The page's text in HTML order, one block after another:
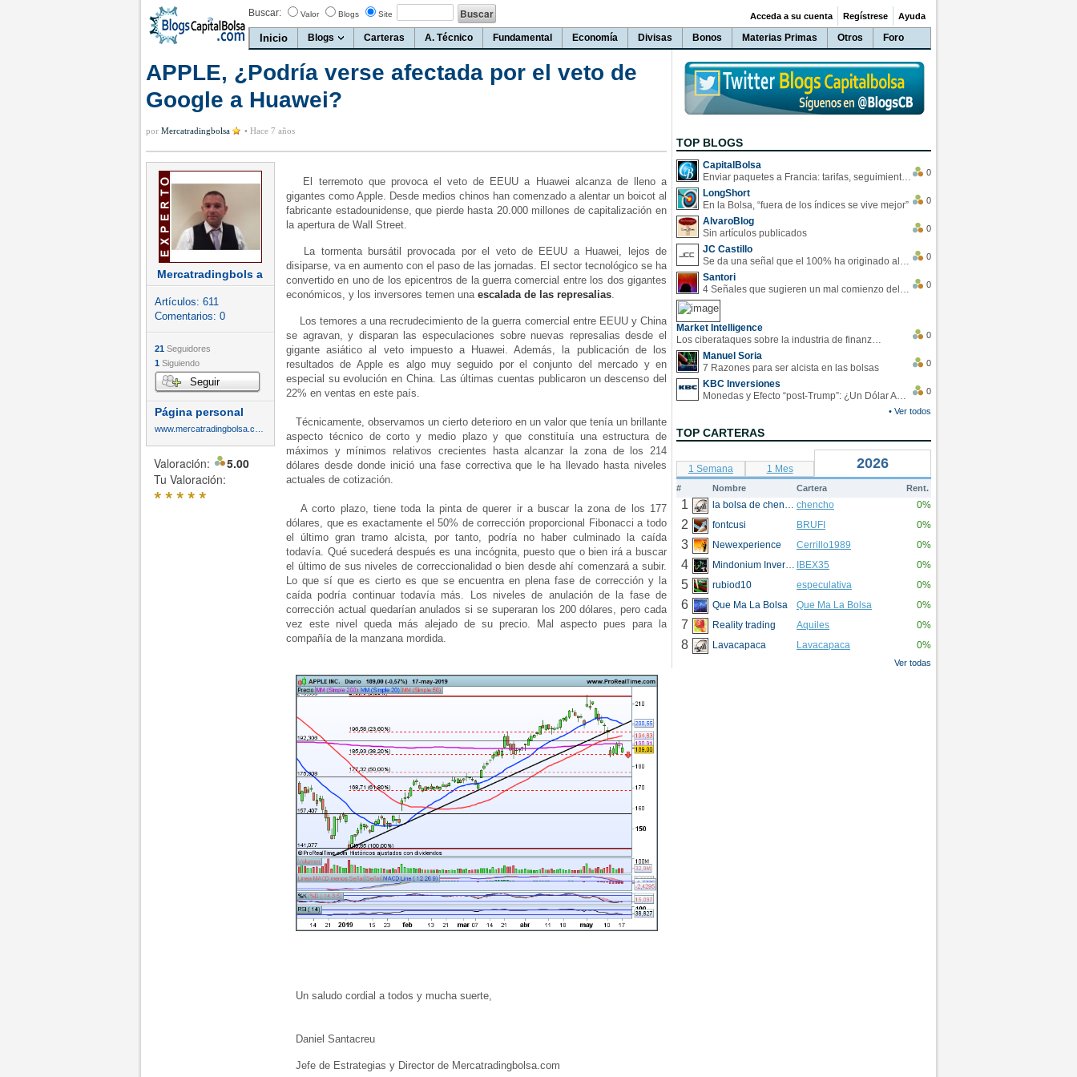
Buscar: Valor Blogs Site
Inicio Blogs Carteras A. Técnico Fundamental Economía Divisas Bonos Materias Primas Otros Foro
Acceda a su cuenta Regístrese Ayuda
APPLE, ¿Podría verse afectada por el veto de
Google a Huawei?
por Mercatradingbolsa • Hace 7 años
Mercatradingbols a
Artículos: 611
Comentarios: 0
21 Seguidores
1 Siguiendo
Seguir
Página personal
Valoración:
5.00
Tu Valoración:
*****
El terremoto que provoca el veto de EEUU a Huawei alcanza de lleno a
gigantes como Apple. Desde medios chinos han comenzado a alentar un boicot al
fabricante estadounidense, que pierde hasta 20.000 millones de capitalización en
la apertura de Wall Street.
La tormenta bursátil provocada por el veto de EEUU a Huawei, lejos de
disiparse, va en aumento con el paso de las jornadas. El sector tecnológico se ha
convertido en uno de los epicentros de la guerra comercial entre los dos gigantes
económicos, y los inversores temen una escalada de las represalias.
Los temores a una recrudecimiento de la guerra comercial entre EEUU y China
se agravan, y disparan las especulaciones sobre nuevas represalias desde el
gigante asiático al veto impuesto a Huawei. Además, la publicación de los
resultados de Apple es algo muy seguido por el conjunto del mercado y en
especial su evolución en China. Las últimas cuentas publicaron un descenso del
22% en ventas en este país.
Técnicamente, observamos un cierto deterioro en un valor que tenía un brillante
aspecto técnico de corto y medio plazo y que constituía una estructura de
máximos y mínimos relativos crecientes hasta alcanzar la zona de los 214
dólares desde donde inició una fase correctiva que le ha llevado hasta niveles
actuales de cotización.
A corto plazo, tiene toda la pinta de querer ir a buscar la zona de los 177
dólares, que es exactamente el 50% de corrección proporcional Fibonacci a todo
el último gran tramo alcista, por tanto, podría no haber culminado la caída
todavía. Qué sucederá después es una incógnita, puesto que o bien irá a buscar
el último de sus niveles de correccionalidad o bien desde ahí comenzará a subir.
Lo que sí que es cierto es que se encuentra en plena fase de corrección y la
caída podría continuar todavía más. Los niveles de anulación de la fase de
corrección actual quedarían anulados si se superaran los 200 dólares, pero cada
vez este nivel queda más alejado de su precio. Mal aspecto pues para la
compañía de la manzana mordida.
Un saludo cordial a todos y mucha suerte,
Daniel Santacreu
Jefe de Estrategias y Director de Mercatradingbolsa.com
TOP BLOGS
CapitalBolsa
Enviar paquetes a Francia: tarifas, seguimiento y ventajas destacadas
0
LongShort
En la Bolsa, “fuera de los índices se vive mejor”
0
AlvaroBlog
Sin artículos publicados
0
JC Castillo
Se da una señal que el 100% ha originado alzas en las bolsas
0
Santori
4 Señales que sugieren un mal comienzo del 3T de la economía EEUU
0
Market Intelligence
Los ciberataques sobre la industria de finanzas se han duplicado este año
0
Manuel Soria
7 Razones para ser alcista en las bolsas
0
KBC Inversiones
Monedas y Efecto “post-Trump”: ¿Un Dólar Americano operando en rangos?
0
• Ver todos
TOP CARTERAS
1 Semana 1 Mes 2026
# Nombre Cartera Rent.
1 la bolsa de chencho chencho 0%
2 fontcusi BRUFI 0%
3 Newexperience Cerrillo1989 0%
4 Mindonium Inversions IBEX35 0%
5 rubiod10 especulativa 0%
6 Que Ma La Bolsa Que Ma La Bolsa 0%
7 Reality trading Aquiles 0%
8 Lavacapaca Lavacapaca 0%
Ver todas